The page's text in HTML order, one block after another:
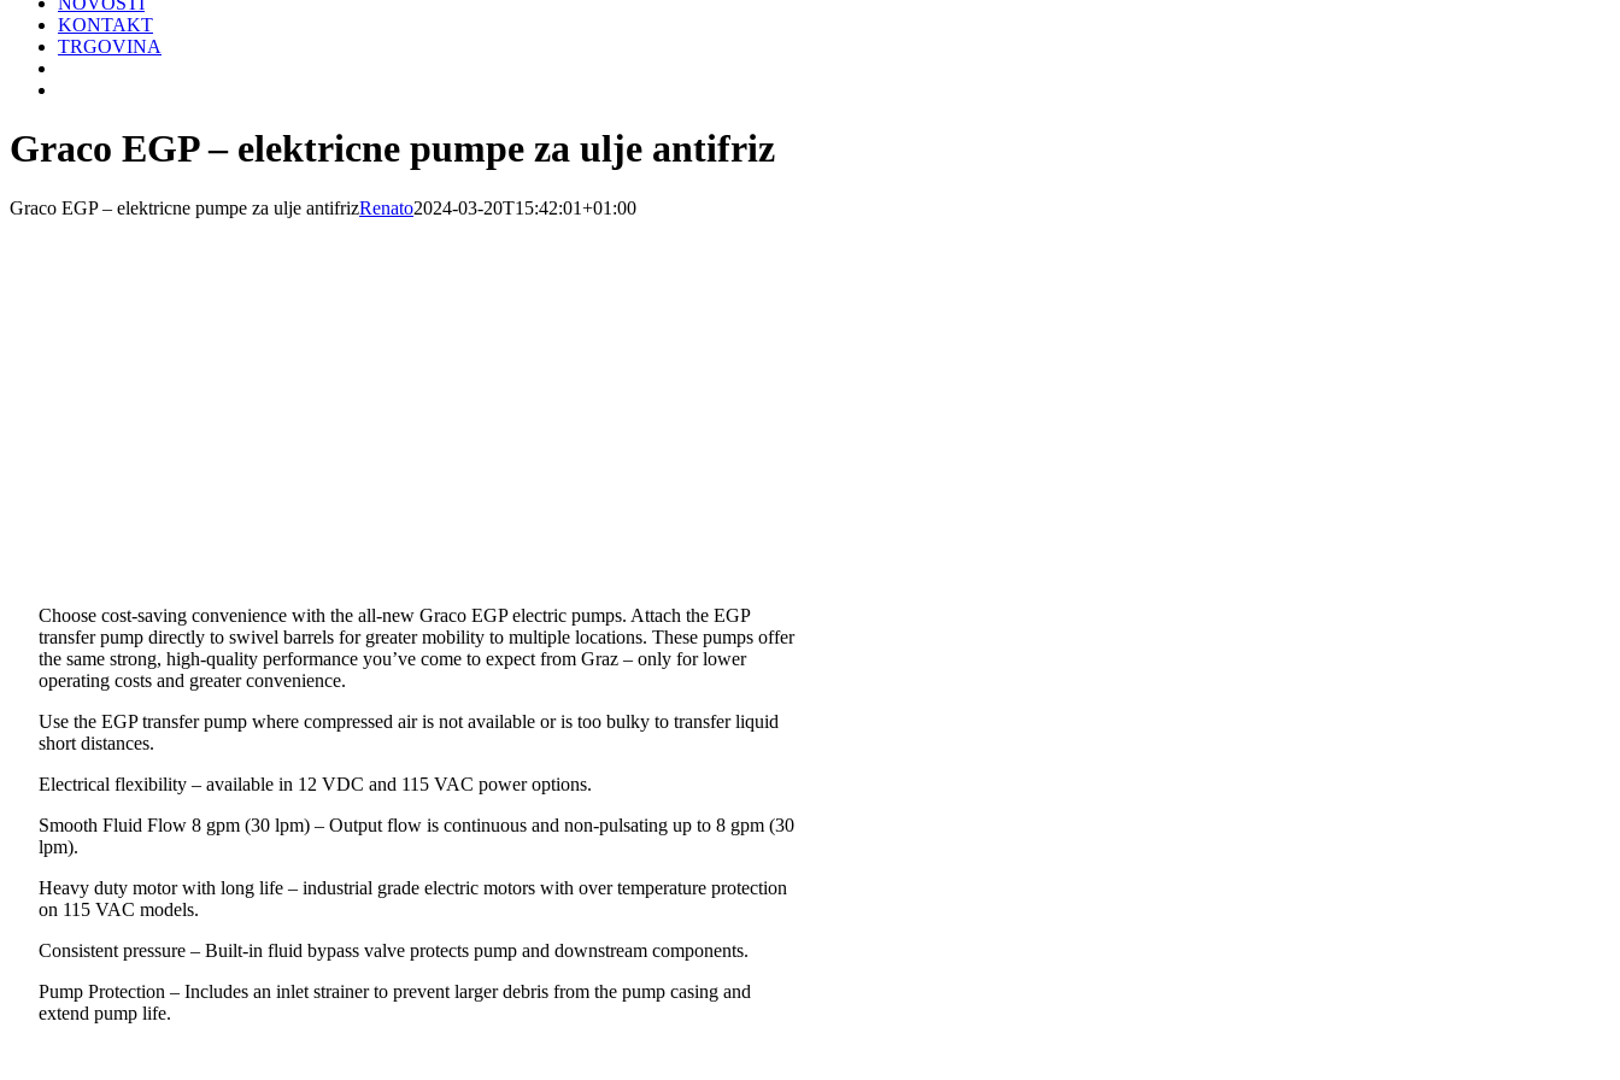
KONTAKT
TRGOVINA
Graco EGP – elektricne pumpe za ulje antifriz
Graco EGP – elektricne pumpe za ulje antifrizRenato2024-03-20T15:42:01+01:00
Choose cost-saving convenience with the all-new Graco EGP electric pumps. Attach the EGP
transfer pump directly to swivel barrels for greater mobility to multiple locations. These pumps offer
the same strong, high-quality performance you’ve come to expect from Graz – only for lower
operating costs and greater convenience.
Use the EGP transfer pump where compressed air is not available or is too bulky to transfer liquid
short distances.
Electrical flexibility – available in 12 VDC and 115 VAC power options.
Smooth Fluid Flow 8 gpm (30 lpm) – Output flow is continuous and non-pulsating up to 8 gpm (30
lpm).
Heavy duty motor with long life – industrial grade electric motors with over temperature protection
on 115 VAC models.
Consistent pressure – Built-in fluid bypass valve protects pump and downstream components.
Pump Protection – Includes an inlet strainer to prevent larger debris from the pump casing and
extend pump life.